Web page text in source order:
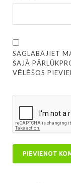
SAGLABĀJIET
ŠAJĀ
VĒLĒŠOS